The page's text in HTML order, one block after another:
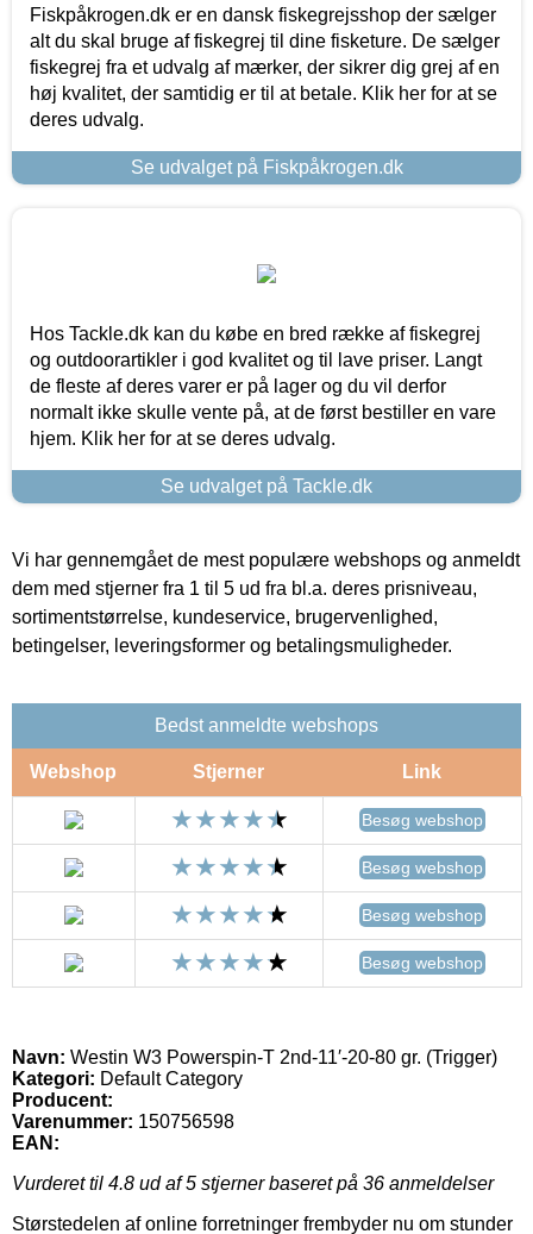
Fiskpåkrogen.dk er en dansk fiskegrejsshop der sælger
alt du skal bruge af fiskegrej til dine fisketure. De sælger
fiskegrej fra et udvalg af mærker, der sikrer dig grej af en
høj kvalitet, der samtidig er til at betale. Klik her for at se
deres udvalg.
Se udvalget på Fiskpåkrogen.dk
Hos Tackle.dk kan du købe en bred række af fiskegrej
og outdoorartikler i god kvalitet og til lave priser. Langt
de fleste af deres varer er på lager og du vil derfor
normalt ikke skulle vente på, at de først bestiller en vare
hjem. Klik her for at se deres udvalg.
Se udvalget på Tackle.dk
Vi har gennemgået de mest populære webshops og anmeldt
dem med stjerner fra 1 til 5 ud fra bl.a. deres prisniveau,
sortimentstørrelse, kundeservice, brugervenlighed,
betingelser, leveringsformer og betalingsmuligheder.
Bedst anmeldte webshops
Webshop Stjerner Link
Besøg webshop
Besøg webshop
Besøg webshop
Besøg webshop
Navn: Westin W3 Powerspin-T 2nd-11′-20-80 gr. (Trigger)
Kategori: Default Category
Producent:
Varenummer: 150756598
EAN:
Vurderet til 4.8 ud af 5 stjerner baseret på 36 anmeldelser
Størstedelen af online forretninger frembyder nu om stunder